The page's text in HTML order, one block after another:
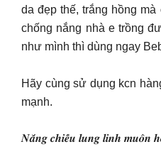
da đẹp thế, trắng hồng
chống nắng nhà e trồng
như mình thì dùng ngay
Hãy cùng sử dụng kcn
mạnh.
𝑵𝒂̆́𝒏𝒈 𝒄𝒉𝒊𝒆̂́𝒖 𝒍𝒖𝒏𝒈 𝒍𝒊𝒏𝒉 𝒎𝒖𝒐̂𝒏